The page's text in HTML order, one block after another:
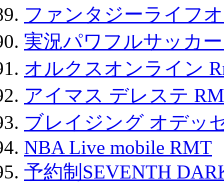
ファンタジーライフ
実況パワフルサッカ
オルクスオンライン
アイマス デレステ
ブレイジング オデッ
NBA Live mobile RMT
予約制SEVENTH